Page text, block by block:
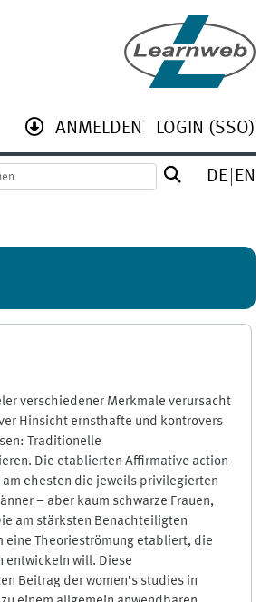
ANMELDEN LOGIN (SSO)
DE EN
verschiedener Merkmale verursacht
Hinsicht ernsthafte und kontrovers
Traditionelle
Die etablierten Affirmative action-
ehesten die jeweils privilegierten
– aber kaum schwarze Frauen,
am stärksten Benachteiligten
Theorieströmung etabliert, die
entwickeln will. Diese
Beitrag der women’s studies in